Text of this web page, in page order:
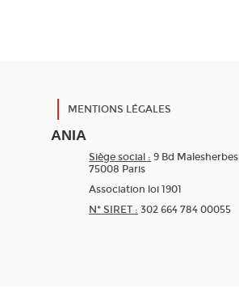
MENTIONS LÉGALES
ANIA
Siège social : 9 Bd Malesherbes
75008 Paris
Association loi 1901
N* SIRET : 302 664 784 00055